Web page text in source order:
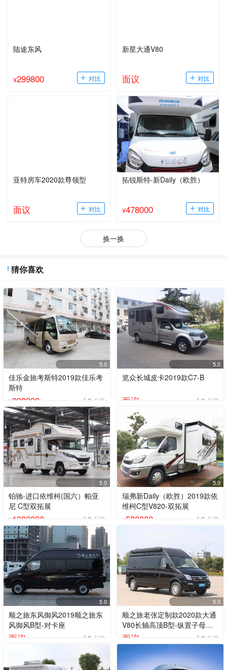
陆途东风
¥299800
新星大通V80
面议
亚特房车2020款尊领型
面议
拓锐斯特-新Daily（欧胜）
¥478000
换一换
猜你喜欢
5.0
佳乐金旅考斯特2019款佳乐考
斯特
¥398000 5条点评
5.0
览众长城皮卡2019款C7-B
面议 5条点评
5.0
铂驰-进口依维柯(国六）帕亚
尼 C型双拓展
¥1088000 5条点评
5.0
瑞弗新Daily（欧胜）2019款依
维柯C型V820-双拓展
¥588000 5条点评
5.0
顺之旅东风御风2019顺之旅东
风御风B型-对卡座
面议 5条点评
5.0
顺之旅老张定制款2020款大通
V80长轴高顶B型-纵置子母床
黑色外观
面议 5条点评